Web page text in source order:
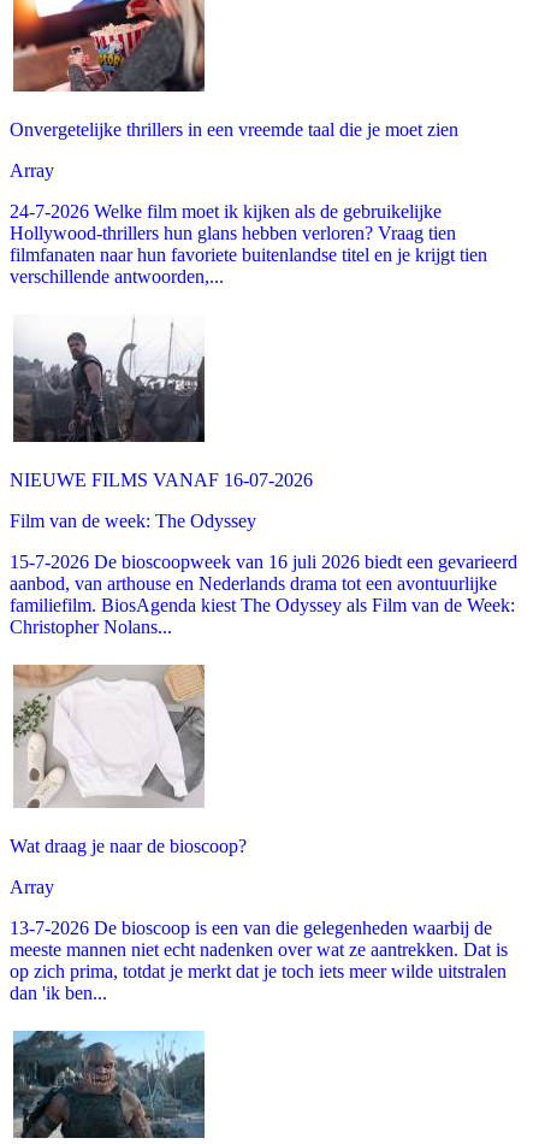
Onvergetelijke thrillers in een vreemde taal die je moet zien
Array
24-7-2026 Welke film moet ik kijken als de gebruikelijke
Hollywood-thrillers hun glans hebben verloren? Vraag tien
filmfanaten naar hun favoriete buitenlandse titel en je krijgt tien
verschillende antwoorden,...
NIEUWE FILMS VANAF 16-07-2026
Film van de week: The Odyssey
15-7-2026 De bioscoopweek van 16 juli 2026 biedt een gevarieerd
aanbod, van arthouse en Nederlands drama tot een avontuurlijke
familiefilm. BiosAgenda kiest The Odyssey als Film van de Week:
Christopher Nolans...
Wat draag je naar de bioscoop?
Array
13-7-2026 De bioscoop is een van die gelegenheden waarbij de
meeste mannen niet echt nadenken over wat ze aantrekken. Dat is
op zich prima, totdat je merkt dat je toch iets meer wilde uitstralen
dan 'ik ben...